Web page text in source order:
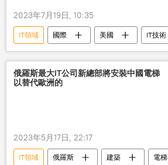
2023年7月19日, 10:35
IT領域 國際 美國
IT技術
公司
俄羅斯最大IT公司新總部將安裝中國電梯
以替代歐洲的
2023年5月17日, 22:17
IT領域 俄羅斯 建築 電梯